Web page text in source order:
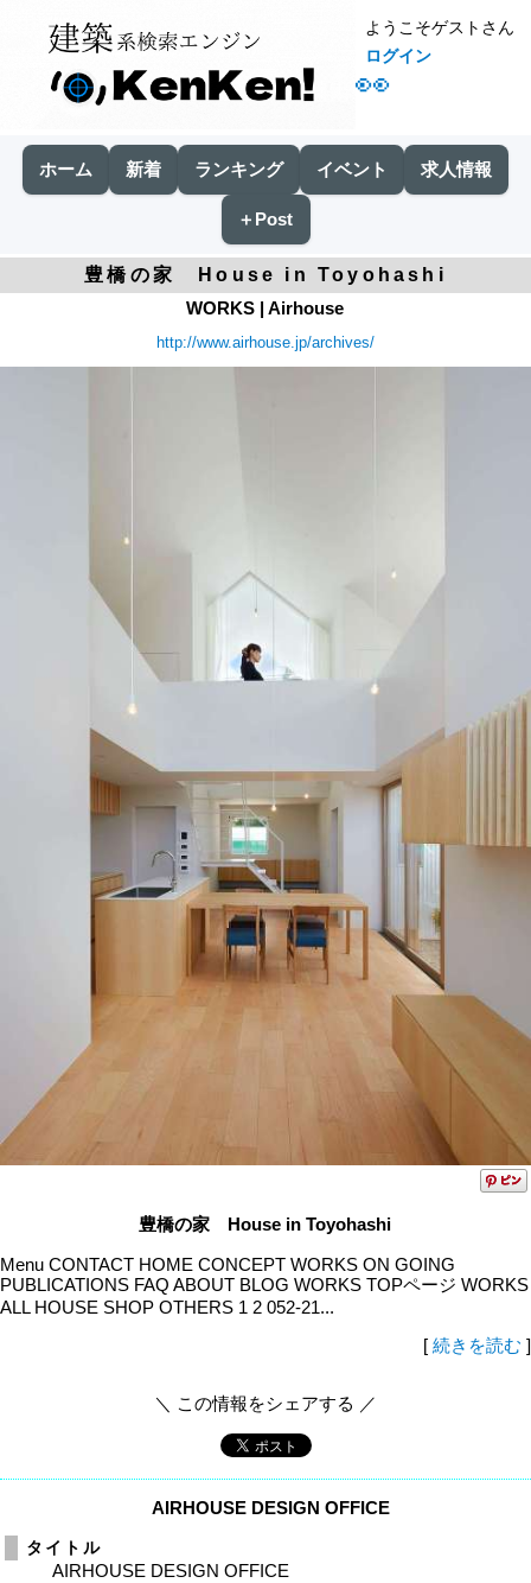
👀
ようこそゲストさん
ログイン
ホーム 新着 ランキング イベント 求人情報
＋Post
豊橋の家 House in Toyohashi
WORKS | Airhouse
http://www.airhouse.jp/archives/
豊橋の家 House in Toyohashi
Menu CONTACT HOME CONCEPT WORKS ON GOING
PUBLICATIONS FAQ ABOUT BLOG WORKS TOPページ WORKS
ALL HOUSE SHOP OTHERS 1 2 052-21...
[ 続きを読む ]
＼ この情報をシェアする ／
AIRHOUSE DESIGN OFFICE
タイトル
AIRHOUSE DESIGN OFFICE